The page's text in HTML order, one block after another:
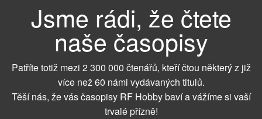
Jsme rádi, že čtete
naše časopisy
Patříte totiž mezi 2 300 000 čtenářů, kteří čtou některý z již
více než 60 námi vydávaných titulů.
Těší nás, že vás časopisy RF Hobby baví a vážíme si vaší
trvalé přízně!